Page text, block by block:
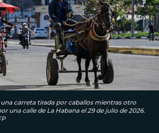
carreta tirada por caballos mientras otro
una calle de La Habana el 29 de julio de 2026.